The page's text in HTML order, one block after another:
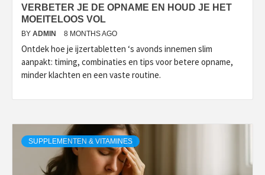
VERBETER JE DE OPNAME EN HOUD JE HET
MOEITELOOS VOL
BY ADMIN 8 MONTHS AGO
Ontdek hoe je ijzertabletten ‘s avonds innemen slim
aanpakt: timing, combinaties en tips voor betere opname,
minder klachten en een vaste routine.
SUPPLEMENTEN & VITAMINES